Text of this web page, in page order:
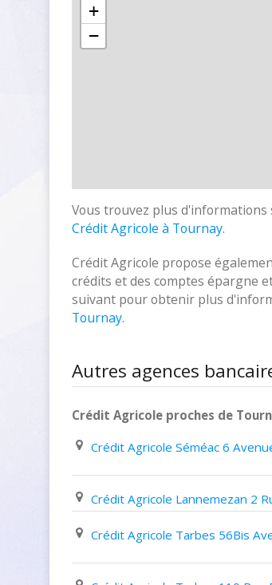
+
−
Vous trouvez plus
Crédit Agricole à Tournay.
Crédit Agricole propose
crédits et des comptes épargne
suivant pour obtenir plus
Tournay.
Autres agences
Crédit Agricole proches de